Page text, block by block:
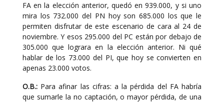
FA en la elección anterior, quedó en 939.000, y si uno
mira los 732.000 del PN hoy son 685.000 los que le
permiten disfrutar de este escenario de cara al 24 de
noviembre. Y esos 295.000 del PC están por debajo de
305.000 que lograra en la elección anterior. Ni qué
hablar de los 73.000 del PI, que hoy se convierten en
apenas 23.000 votos.
O.B.: Para afinar las cifras: a la pérdida del FA habría
que sumarle la no captación, o mayor pérdida, de una